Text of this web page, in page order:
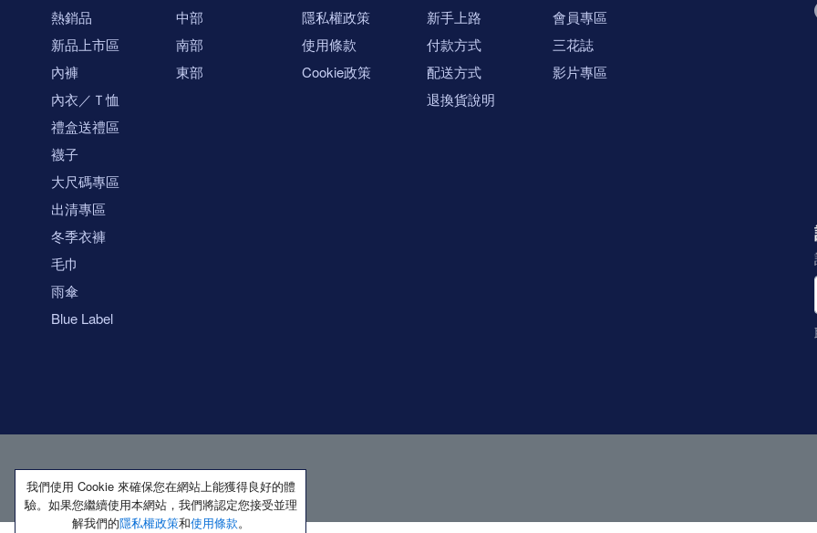
熱銷品
新品上市區
內褲
內衣／Ｔ恤
禮盒送禮區
襪子
大尺碼專區
出清專區
冬季衣褲
毛巾
雨傘
Blue Label
中部
南部
東部
隱私權政策
使用條款
Cookie政策
新手上路
付款方式
配送方式
退換貨說明
會員專區
三花誌
影片專區
我們使用 Cookie 來確保您在網站上能獲得良好的體
驗。如果您繼續使用本網站，我們將認定您接受並理
解我們的隱私權政策和使用條款。